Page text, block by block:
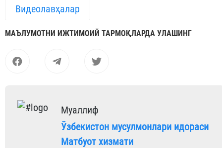
Видеолавҳалар
МАЪЛУМОТНИ ИЖТИМОИЙ ТАРМОҚЛАРДА УЛАШИНГ
Муаллиф
Ўзбекистон мусулмонлари идораси
Матбуот хизмати